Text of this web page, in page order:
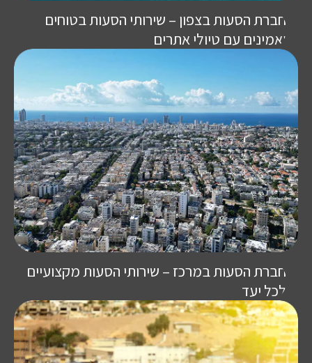
חברת הסעות בצפון – שירותי הסעות בטוחים
ואמינים עם טיולי אתרים
חברת הסעות במרכז – שירותי הסעות מקצועיים
לכל יעד